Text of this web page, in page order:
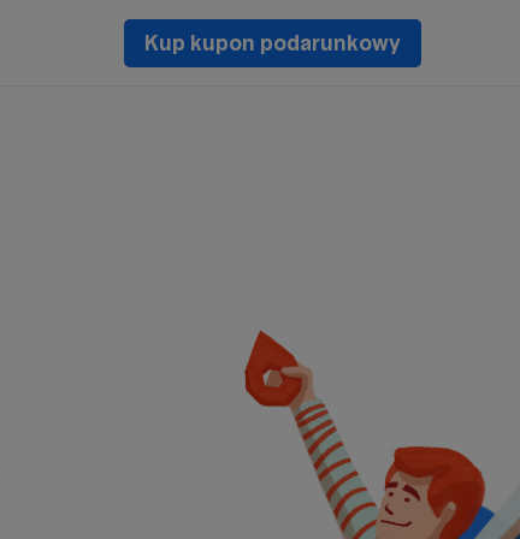
Kup kupon podarunkowy